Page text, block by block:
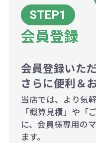
ボリュー
商品や印
ので、予
例：200個
200個
当たり）
500個
会員登録
会員登録いた
さらに便利＆
当店では、より気
「概算見積」や「
に、会員様専用の
ます。